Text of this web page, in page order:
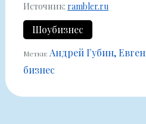
Источник: rambler.ru
Шоубизнес
Метки: Андрей Губин
бизнес